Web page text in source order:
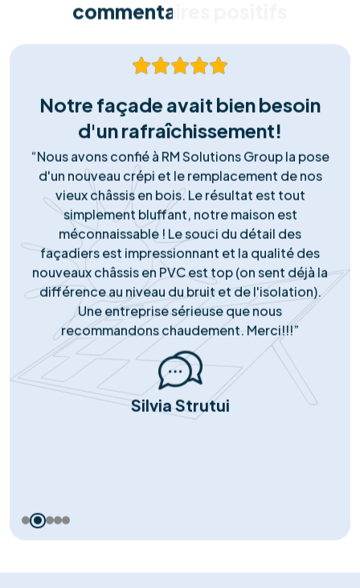
Notre engagement ne s'arrête pas à la pose. Notre
service client local est disponible pour répondre à
toutes vos questions, gérer le service après-vente et
Notre succès
Portefeuille deréussites solaires
Nos clients nous font part deleurs
commentaires positifs